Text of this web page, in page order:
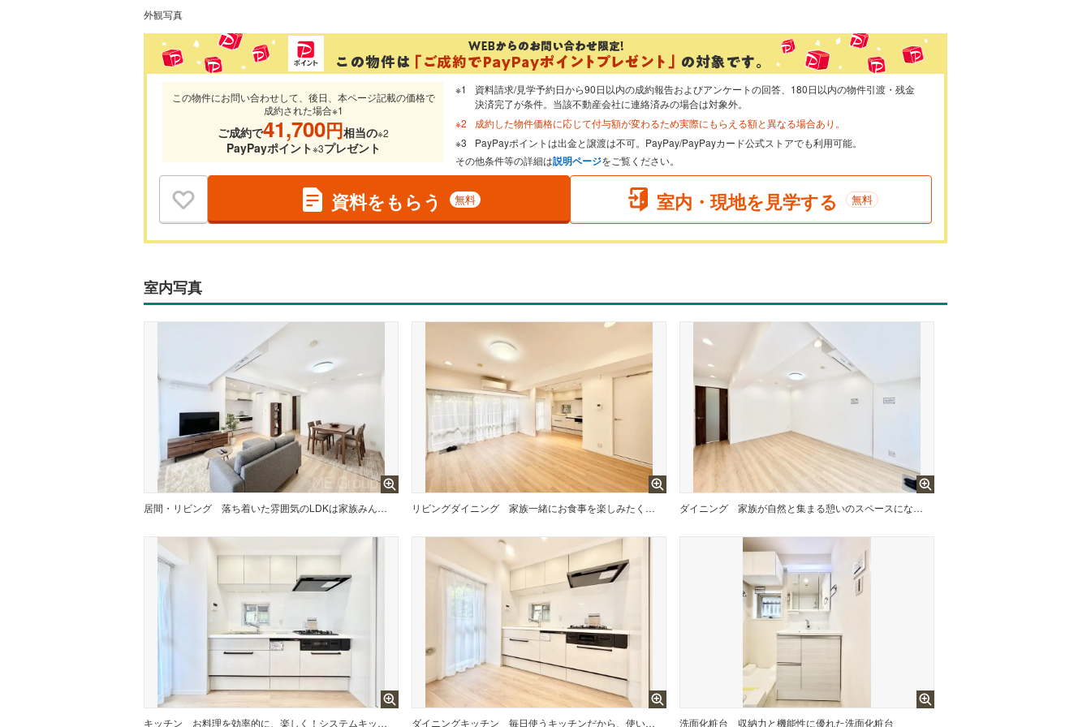
外観写真
この物件にお問い合わせして、後日、本ページ記載の価格で
成約された場合※1
ご成約で41,700円相当の※2
PayPayポイント※3プレゼント
資料請求/見学予約日から90日以内の成約報告およびアンケートの回答、180日以内の物件引渡・残金
決済完了が条件。当該不動産会社に連絡済みの場合は対象外。
成約した物件価格に応じて付与額が変わるため実際にもらえる額と異なる場合あり。
PayPayポイントは出金と譲渡は不可。PayPay/PayPayカード公式ストアでも利用可能。
その他条件等の詳細は説明ページをご覧ください。
資料をもらう 無料 室内・現地を見学する 無料
室内写真
居間・リビング 落ち着いた雰囲気のLDKは家族みんなの快適空間 ※家具はCGです リビングダイニング 家族一緒にお食事を楽しみたくなる広々リビングダイニング ダイニング 家族が自然と集まる憩いのスペースになりそう
キッチン お料理を効率的に、楽しく！システムキッチン ダイニングキッチン 毎日使うキッチンだから、使いやすさ＆お手入れのしやすさにこだわりました。 洗面化粧台 収納力と機能性に優れた洗面化粧台